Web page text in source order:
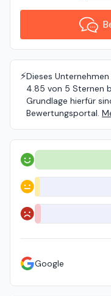
⚡️Dieses
4.85 von 5 Sternen
Grundlage hierfür
Bewertungsportal.
Positiv
Neutral
Negativ
Google